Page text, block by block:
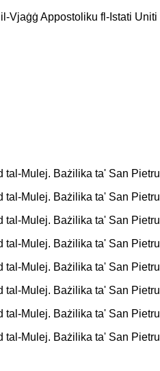
Vjaġġ Appostoliku fl-Istati Uniti
Mulej. Bażilika ta' San
Mulej. Bażilika ta' San
Mulej. Bażilika ta' San
Mulej. Bażilika ta' San
Mulej. Bażilika ta' San
Mulej. Bażilika ta' San
Mulej. Bażilika ta' San
Mulej. Bażilika ta' San